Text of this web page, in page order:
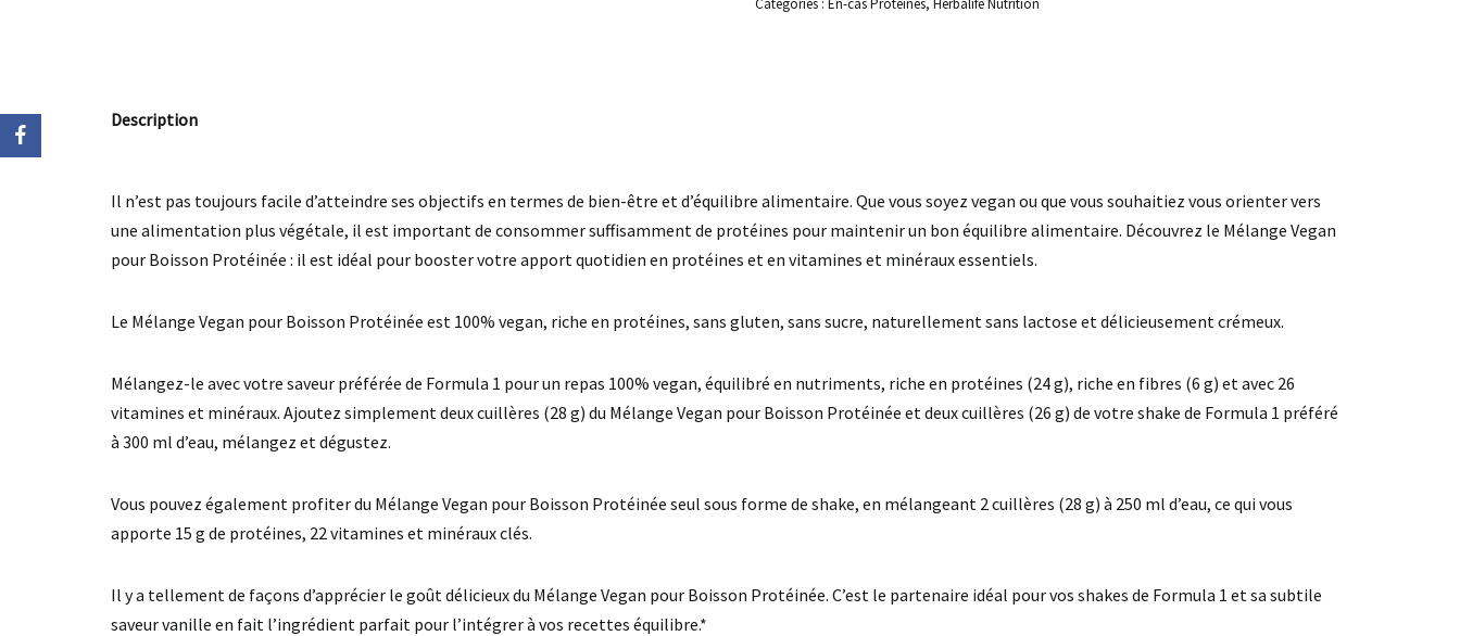
Description
Il n’est pas toujours facile d’atteindre ses objectifs en termes de bien-être et d’équilibre alimentaire. Que vous soyez vegan ou que vous souhaitiez vous orienter vers
une alimentation plus végétale, il est important de consommer suffisamment de protéines pour maintenir un bon équilibre alimentaire. Découvrez le Mélange Vegan
pour Boisson Protéinée : il est idéal pour booster votre apport quotidien en protéines et en vitamines et minéraux essentiels.
Le Mélange Vegan pour Boisson Protéinée est 100% vegan, riche en protéines, sans gluten, sans sucre, naturellement sans lactose et délicieusement crémeux.
Mélangez-le avec votre saveur préférée de Formula 1 pour un repas 100% vegan, équilibré en nutriments, riche en protéines (24 g), riche en fibres (6 g) et avec 26
vitamines et minéraux. Ajoutez simplement deux cuillères (28 g) du Mélange Vegan pour Boisson Protéinée et deux cuillères (26 g) de votre shake de Formula 1 préféré
à 300 ml d’eau, mélangez et dégustez.
Vous pouvez également profiter du Mélange Vegan pour Boisson Protéinée seul sous forme de shake, en mélangeant 2 cuillères (28 g) à 250 ml d’eau, ce qui vous
apporte 15 g de protéines, 22 vitamines et minéraux clés.
Il y a tellement de façons d’apprécier le goût délicieux du Mélange Vegan pour Boisson Protéinée. C’est le partenaire idéal pour vos shakes de Formula 1 et sa subtile
saveur vanille en fait l’ingrédient parfait pour l’intégrer à vos recettes équilibre.*